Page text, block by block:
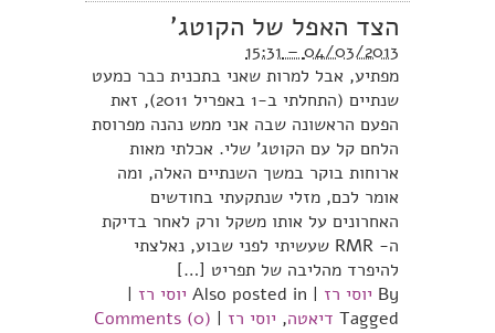
הצד האפל של הקוטג’
04/03/2013 – 15:31
מפתיע, אבל למרות שאני בתכנית כבר כמעט
שנתיים (התחלתי ב-1 באפריל 2011), זאת
הפעם הראשונה שבה אני ממש נהנה מפרוסת
הלחם קל עם הקוטג’ שלי. אכלתי מאות
ארוחות בוקר במשך השנתיים האלה, ומה
אומר לכם, מזלי שנתקעתי בחודשים
האחרונים על אותו משקל ורק לאחר בדיקת
ה- RMR שעשיתי לפני שבוע, נאלצתי
להיפרד מהליבה של תפריט […]
By יוסי רז |
Also posted in יוסי רז |
Tagged דיאטה, יוסי רז |
Comments (0)